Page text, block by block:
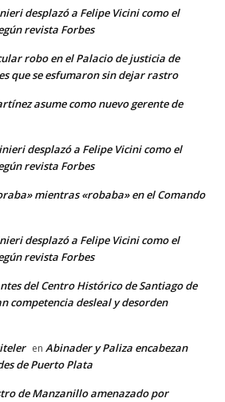
desplazó a Felipe Vicini como el
revista Forbes
robo en el Palacio de justicia de
que se esfumaron sin dejar rastro
asume como nuevo gerente de
desplazó a Felipe Vicini como el
revista Forbes
mientras «robaba» en el Comando
desplazó a Felipe Vicini como el
revista Forbes
del Centro Histórico de Santiago de
competencia desleal y desorden
en Abinader y Paliza encabezan
de Puerto Plata
de Manzanillo amenazado por